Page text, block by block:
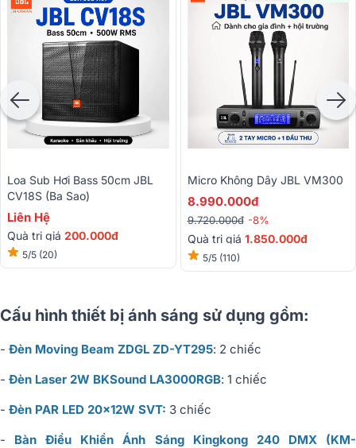
Loa Sub Hơi Bass 50cm JBL
CV18S (Ba Sao)
Liên Hệ
Quà trị giá 200.000đ
5/5 (20)
Micro Không Dây JBL VM300
8.990.000đ
9.720.000đ -8%
Quà trị giá 1.850.000đ
5/5 (110)
Cấu hình thiết bị ánh sáng sử dụng gồm:
- Đèn Moving Beam ZDGL ZD-YT295: 2 chiếc
- Đèn Laser 2W BKSound LA3000RGB: 1 chiếc
- Đèn PAR LED 20x12W SVT: 3 chiếc
- Bàn Điều Khiển Ánh Sáng Kingkong 240 DMX (KM-